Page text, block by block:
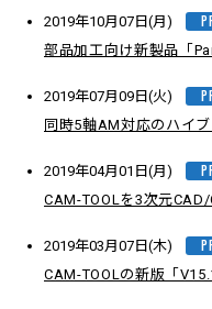
2019年10月07日(月)
部品加工向け新製品「
2019年07月09日(火)
同時5軸AM対応のハイ
2019年04月01日(月)
CAM-TOOLを3次元
2019年03月07日(木)
CAM-TOOLの新版「